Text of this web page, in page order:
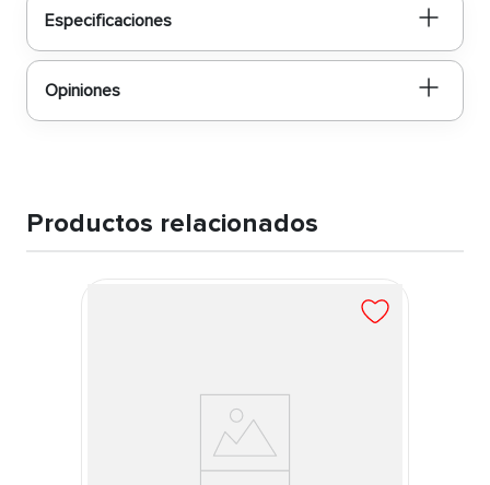
Especificaciones
Opiniones
Productos relacionados